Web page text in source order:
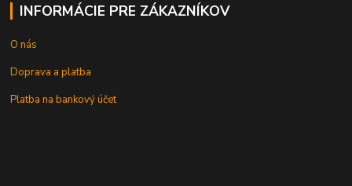
INFORMÁCIE PRE ZÁKAZNÍKOV
O nás
Doprava a platba
Platba na bankový účet